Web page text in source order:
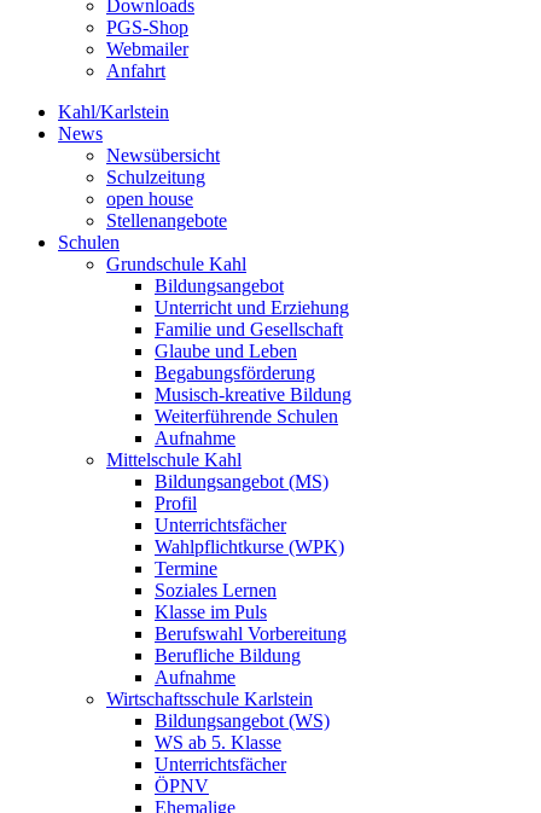
Downloads
PGS-Shop
Webmailer
Anfahrt
Kahl/Karlstein
News
Newsübersicht
Schulzeitung
open house
Stellenangebote
Schulen
Grundschule Kahl
Bildungsangebot
Unterricht und Erziehung
Familie und Gesellschaft
Glaube und Leben
Begabungsförderung
Musisch-kreative Bildung
Weiterführende Schulen
Aufnahme
Mittelschule Kahl
Bildungsangebot (MS)
Profil
Unterrichtsfächer
Wahlpflichtkurse (WPK)
Termine
Soziales Lernen
Klasse im Puls
Berufswahl Vorbereitung
Berufliche Bildung
Aufnahme
Wirtschaftsschule Karlstein
Bildungsangebot (WS)
WS ab 5. Klasse
Unterrichtsfächer
ÖPNV
Ehemalige